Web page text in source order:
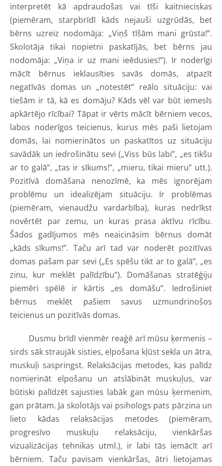
interpretēt kā apdraudošas vai tīši kaitnieciskas
(piemēram, starpbrīdī kāds nejauši uzgrūdās, bet
bērns uzreiz nodomāja: „Viņš tīšām mani grūsta!”.
Skolotāja tikai nopietni paskatījās, bet bērns jau
nodomāja: „Viņa ir uz mani ieēdusies!”). Ir noderīgi
mācīt bērnus ieklausīties savās domās, atpazīt
negatīvās domas un „notestēt” reālo situāciju: vai
tiešām ir tā, kā es domāju? Kāds vēl var būt iemesls
apkārtējo rīcībai? Tāpat ir vērts mācīt bērniem vecos,
labos noderīgos teicienus, kurus mēs paši lietojam
domās, lai nomierinātos un paskatītos uz situāciju
savādāk un iedrošinātu sevi („Viss būs labi”, „es tikšu
ar to galā”, „tas ir sīkums!”, „mieru, tikai mieru” utt.).
Pozitīvā domāšana nenozīmē, ka mēs ignorējam
problēmu un idealizējam situāciju. Ir problēmas
(piemēram, vienaudžu vardarbība), kuras nedrīkst
novērtēt par zemu, un kuras prasa aktīvu rīcību.
Šādos gadījumos mēs neaicināsim bērnus domāt
„kāds sīkums!”. Taču arī tad var noderēt pozitīvas
domas pašam par sevi („Es spēšu tikt ar to galā”, „es
zinu, kur meklēt palīdzību”). Domāšanas stratēģiju
piemēri spēlē ir kārtis „es domāšu”. Iedrošiniet
bērnus meklēt pašiem savus uzmundrinošos
teicienus un pozitīvās domas.
Dusmu brīdī vienmēr reaģē arī mūsu ķermenis –
sirds sāk straujāk sisties, elpošana kļūst sekla un ātra,
muskuļi saspringst. Relaksācijas metodes, kas palīdz
nomierināt elpošanu un atslābināt muskuļus, var
būtiski palīdzēt sajusties labāk gan mūsu ķermenim,
gan prātam. Ja skolotājs vai psihologs pats pārzina un
lieto kādas relaksācijas metodes (piemēram,
progresīvo muskuļu relaksāciju, vienkāršas
vizualizācijas tehnikas utml.), ir labi tās iemācīt arī
bērniem. Taču pavisam vienkāršas, ātri lietojamas